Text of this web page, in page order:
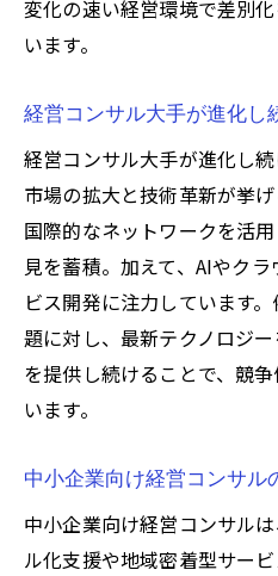
変化の速い経営環境で差別
います。
経営コンサル大手が進化し
経営コンサル大手が進化し
市場の拡大と技術革新が挙
国際的なネットワークを活
見を蓄積。加えて、AIやク
ビス開発に注力しています
題に対し、最新テクノロジ
を提供し続けることで、競
います。
中小企業向け経営コンサル
中小企業向け経営コンサル
ル化支援や地域密着型サー